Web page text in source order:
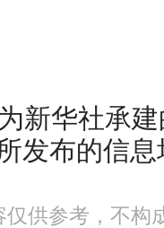
新华社承
发布的信
供参考，不构